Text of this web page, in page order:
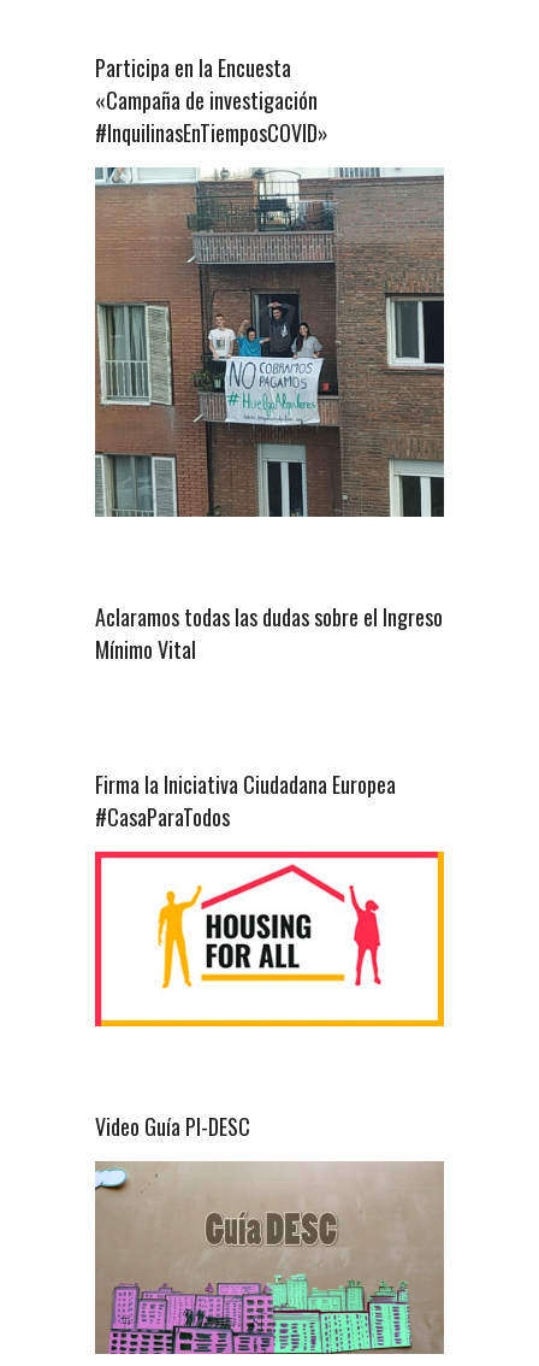
Participa en la Encuesta
«Campaña de investigación
#InquilinasEnTiemposCOVID»
Aclaramos todas las dudas sobre el Ingreso
Mínimo Vital
Firma la Iniciativa Ciudadana Europea
#CasaParaTodos
Video Guía PI-DESC